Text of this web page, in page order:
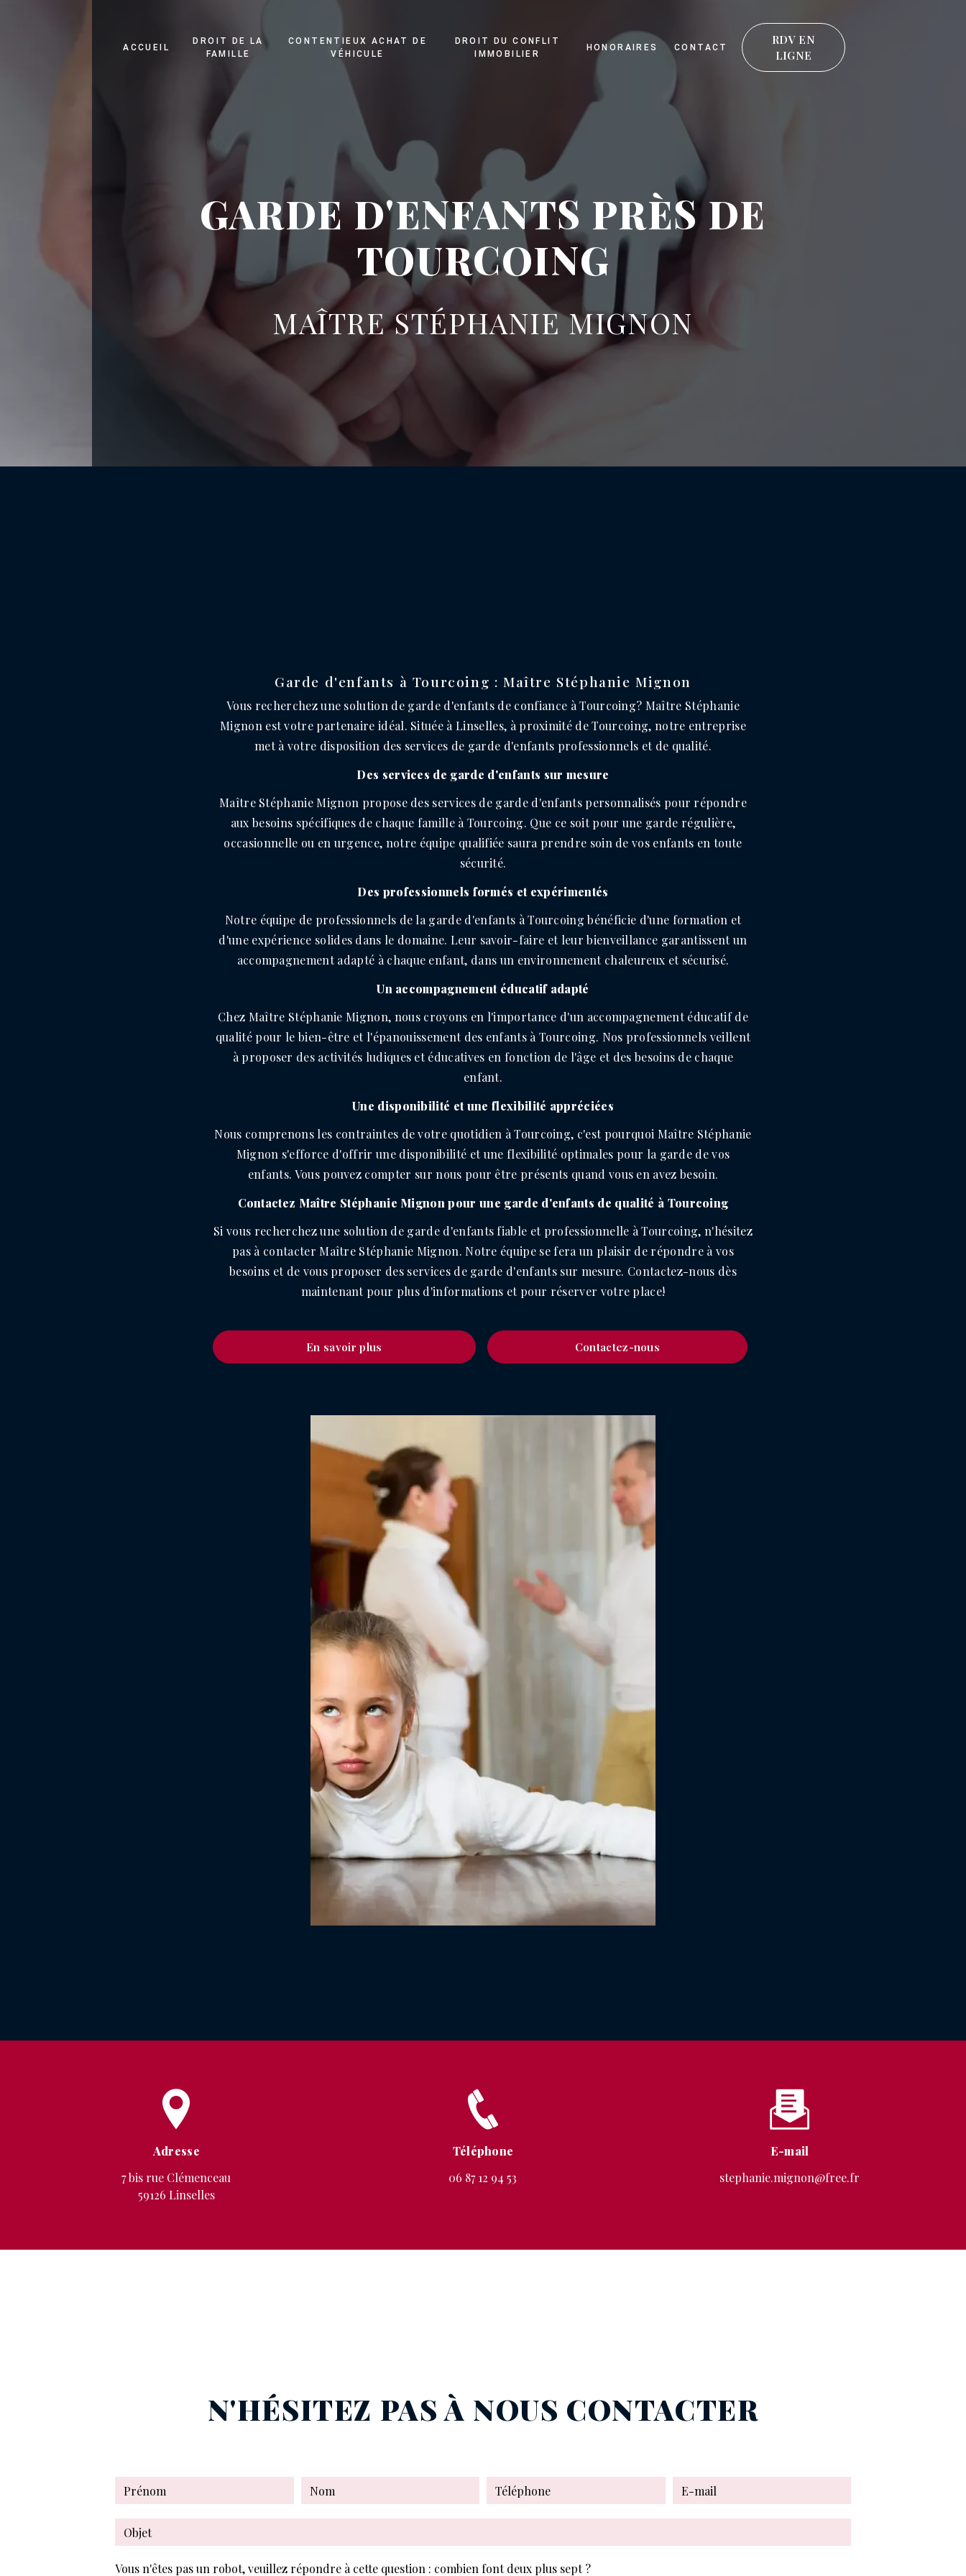
ACCUEIL
DROIT DE LA
FAMILLE
CONTENTIEUX ACHAT DE
VÉHICULE
DROIT DU CONFLIT
IMMOBILIER
HONORAIRES CONTACT
RDV EN
LIGNE
GARDE D'ENFANTS PRÈS DE
TOURCOING
MAÎTRE STÉPHANIE MIGNON
Garde d'enfants à Tourcoing : Maître Stéphanie Mignon
Vous recherchez une solution de garde d'enfants de confiance à Tourcoing? Maître Stéphanie
Mignon est votre partenaire idéal. Située à Linselles, à proximité de Tourcoing, notre entreprise
met à votre disposition des services de garde d'enfants professionnels et de qualité.
Des services de garde d'enfants sur mesure
Maître Stéphanie Mignon propose des services de garde d'enfants personnalisés pour répondre
aux besoins spécifiques de chaque famille à Tourcoing. Que ce soit pour une garde régulière,
occasionnelle ou en urgence, notre équipe qualifiée saura prendre soin de vos enfants en toute
sécurité.
Des professionnels formés et expérimentés
Notre équipe de professionnels de la garde d'enfants à Tourcoing bénéficie d'une formation et
d'une expérience solides dans le domaine. Leur savoir-faire et leur bienveillance garantissent un
accompagnement adapté à chaque enfant, dans un environnement chaleureux et sécurisé.
Un accompagnement éducatif adapté
Chez Maître Stéphanie Mignon, nous croyons en l'importance d'un accompagnement éducatif de
qualité pour le bien-être et l'épanouissement des enfants à Tourcoing. Nos professionnels veillent
à proposer des activités ludiques et éducatives en fonction de l'âge et des besoins de chaque
enfant.
Une disponibilité et une flexibilité appréciées
Nous comprenons les contraintes de votre quotidien à Tourcoing, c'est pourquoi Maître Stéphanie
Mignon s'efforce d'offrir une disponibilité et une flexibilité optimales pour la garde de vos
enfants. Vous pouvez compter sur nous pour être présents quand vous en avez besoin.
Contactez Maître Stéphanie Mignon pour une garde d'enfants de qualité à Tourcoing
Si vous recherchez une solution de garde d'enfants fiable et professionnelle à Tourcoing, n'hésitez
pas à contacter Maître Stéphanie Mignon. Notre équipe se fera un plaisir de répondre à vos
besoins et de vous proposer des services de garde d'enfants sur mesure. Contactez-nous dès
maintenant pour plus d'informations et pour réserver votre place!
En savoir plus Contactez-nous
Adresse
7 bis rue Clémenceau
59126 Linselles
Téléphone
06 87 12 94 53
E-mail
stephanie.mignon@free.fr
N'HÉSITEZ PAS À NOUS CONTACTER
Vous n'êtes pas un robot, veuillez répondre à cette question : combien font deux plus sept ?